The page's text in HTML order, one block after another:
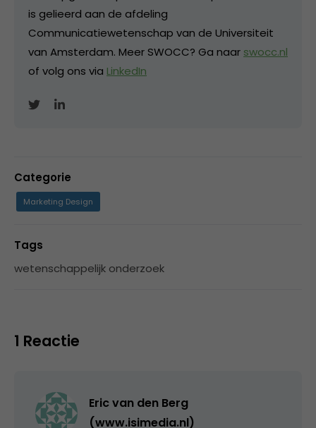
is gelieerd aan de afdeling
Communicatiewetenschap van de Universiteit
van Amsterdam. Meer SWOCC? Ga naar swocc.nl
of volg ons via LinkedIn
Categorie
Marketing Design
Tags
wetenschappelijk onderzoek
1 Reactie
Eric van den Berg
(www.isimedia.nl)